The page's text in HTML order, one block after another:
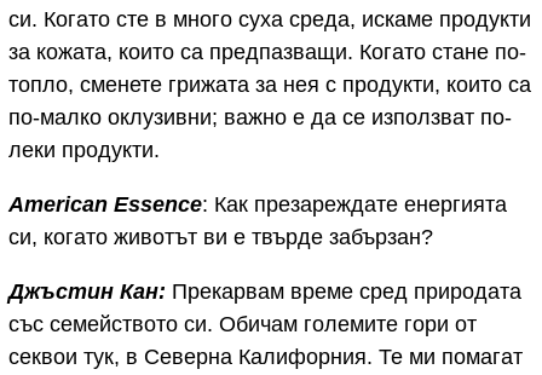
си. Когато сте в много суха среда, искаме продукти
за кожата, които са предпазващи. Когато стане по-
топло, сменете грижата за нея с продукти, които са
по-малко оклузивни; важно е да се използват по-
леки продукти.
American Essence: Как презареждате енергията
си, когато животът ви е твърде забързан?
Джъстин Кан: Прекарвам време сред природата
със семейството си. Обичам големите гори от
секвои тук, в Северна Калифорния. Те ми помагат